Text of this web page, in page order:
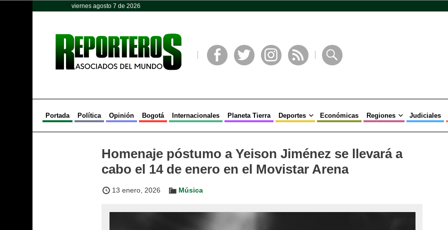
viernes agosto 7 de 2026
Portada Política Opinión Bogotá Internacionales Planeta Tierra Deportes Económicas Regiones Judiciales
Homenaje póstumo a Yeison Jiménez se llevará a
cabo el 14 de enero en el Movistar Arena
13 enero, 2026 Música
Opinión Política